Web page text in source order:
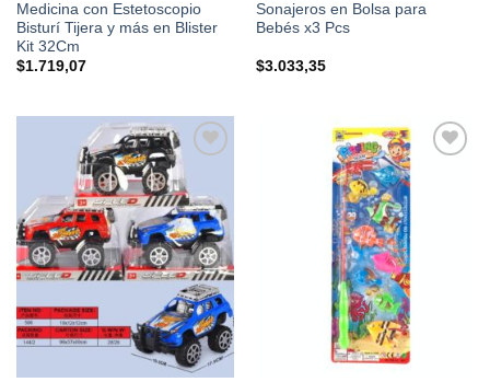
Medicina con Estetoscopio
Bisturí Tijera y más en Blister
Kit 32Cm
$1.719,07
Sonajeros en Bolsa para
Bebés x3 Pcs
$3.033,35
Añadir a
favoritos